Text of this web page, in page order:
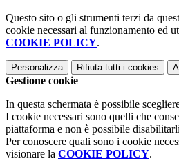
Questo sito o gli strumenti terzi da
cookie necessari al funzionamento ed
COOKIE POLICY.
Personalizza Rifiuta tutti i cookies
Gestione cookie
In questa schermata è possibile
I cookie necessari sono quelli che
piattaforma e non è possibile
Per conoscere quali sono i cookie
visionare la COOKIE POLICY.